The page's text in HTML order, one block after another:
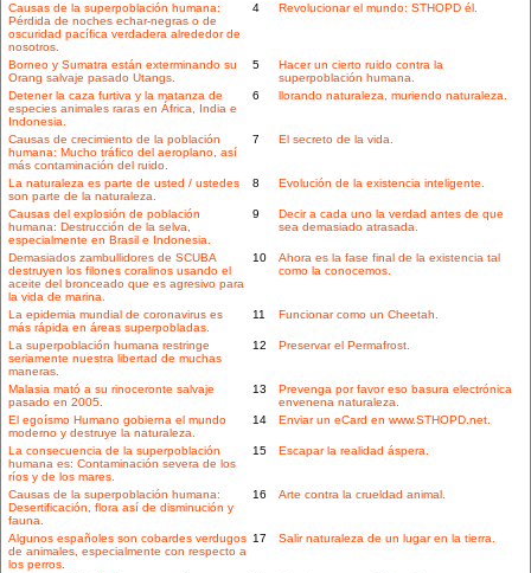
Causas de la superpoblación humana:
Pérdida de noches echar-negras o de
oscuridad pacífica verdadera alrededor de
nosotros.
4 Revolucionar el mundo: STHOPD él.
Borneo y Sumatra están exterminando su
Orang salvaje pasado Utangs.
5
Hacer un cierto ruido contra la
superpoblación humana.
Detener la caza furtiva y la matanza de
especies animales raras en África, India e
Indonesia.
6 llorando naturaleza, muriendo naturaleza.
Causas de crecimiento de la población
humana: Mucho tráfico del aeroplano, así
más contaminación del ruido.
7 El secreto de la vida.
La naturaleza es parte de usted / ustedes
son parte de la naturaleza.
8 Evolución de la existencia inteligente.
Causas del explosión de población
humana: Destrucción de la selva,
especialmente en Brasil e Indonesia.
9
Decir a cada uno la verdad antes de que
sea demasiado atrasada.
Demasiados zambullidores de SCUBA
destruyen los filones coralinos usando el
aceite del bronceado que es agresivo para
la vida de marina.
10
Ahora es la fase final de la existencia tal
como la conocemos.
La epidemia mundial de coronavirus es
más rápida en áreas superpobladas.
11 Funcionar como un Cheetah.
La superpoblación humana restringe
seriamente nuestra libertad de muchas
maneras.
12 Preservar el Permafrost.
Malasia mató a su rinoceronte salvaje
pasado en 2005.
13
Prevenga por favor eso basura electrónica
envenena naturaleza.
El egoísmo Humano gobierna el mundo
moderno y destruye la naturaleza.
14 Enviar un eCard en www.STHOPD.net.
La consecuencia de la superpoblación
humana es: Contaminación severa de los
ríos y de los mares.
15 Escapar la realidad áspera.
Causas de la superpoblación humana:
Desertificación, flora así de disminución y
fauna.
16 Arte contra la crueldad animal.
Algunos españoles son cobardes verdugos
de animales, especialmente con respecto a
los perros.
17 Salir naturaleza de un lugar en la tierra.